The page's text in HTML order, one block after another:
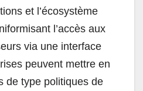
et l’écosystème
l’accès aux
via une interface
peuvent mettre en
de type politiques de